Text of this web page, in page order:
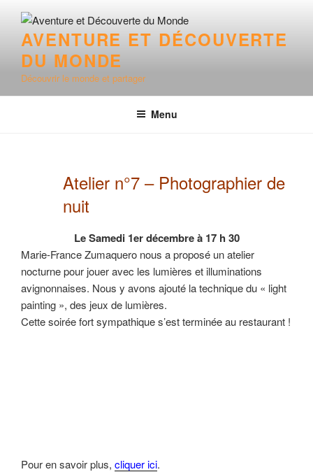
contenu
principal
AVENTURE ET DÉCOUVERTE
DU MONDE
Découvrir le monde et partager
Menu
Atelier n°7 – Photographier de
nuit
Le Samedi 1er décembre à 17 h 30
Marie-France Zumaquero nous a proposé un atelier
nocturne pour jouer avec les lumières et illuminations
avignonnaises. Nous y avons ajouté la technique du « light
painting », des jeux de lumières.
Cette soirée fort sympathique s’est terminée au restaurant !
Pour en savoir plus, cliquer ici.